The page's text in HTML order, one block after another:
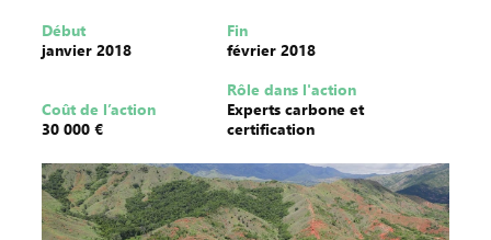
Début
janvier 2018
Fin
février 2018
Coût de l’action
30 000 €
Rôle dans l'action
Experts carbone et
certification